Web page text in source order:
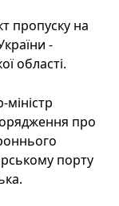
пропуску на
-
області.
про
порту